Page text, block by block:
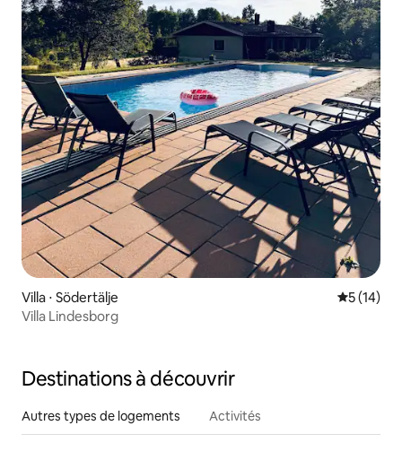
Villa ⋅ Södertälje
5 (14)
Villa Lindesborg
Destinations à découvrir
Autres types de logements Activités